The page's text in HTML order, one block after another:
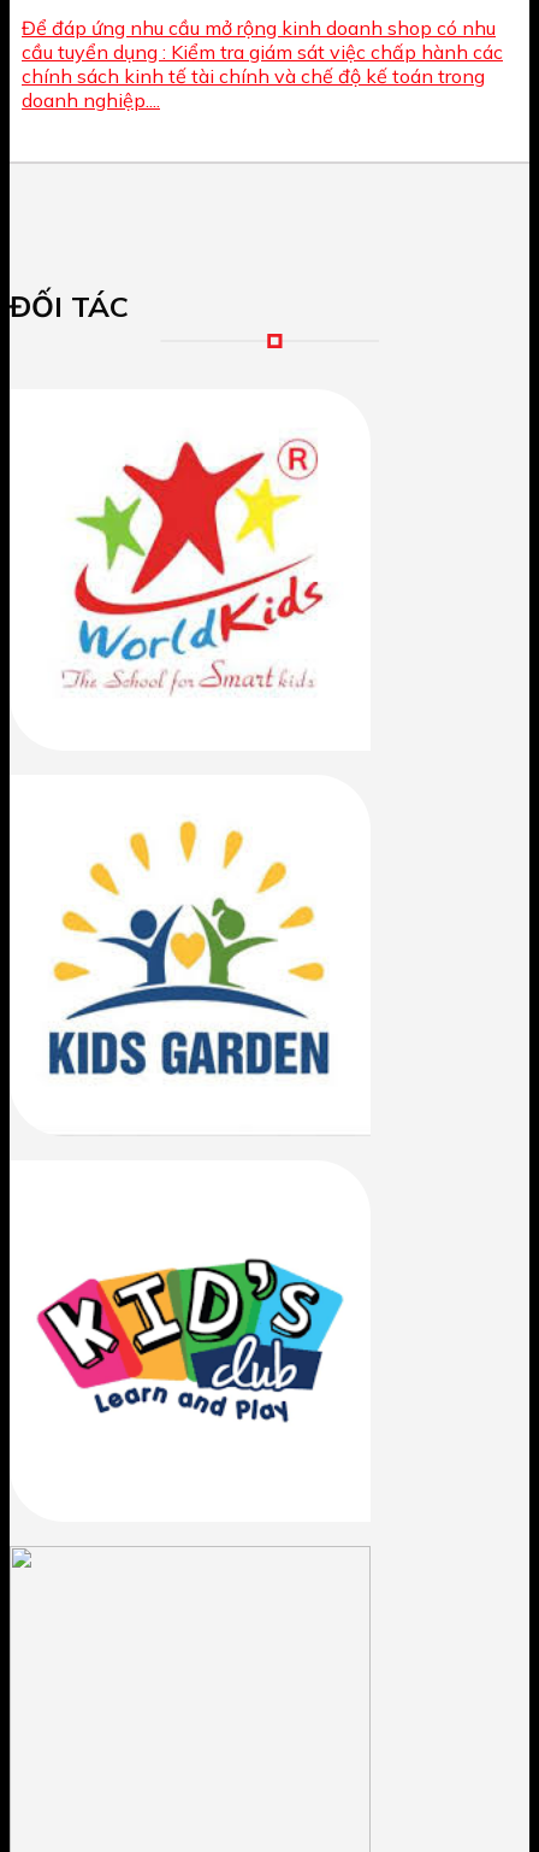
Để đáp ứng nhu cầu mở rộng kinh doanh shop có nhu
cầu tuyển dụng : Kiểm tra giám sát việc chấp hành các
chính sách kinh tế tài chính và chế độ kế toán trong
doanh nghiệp....
ĐỐI TÁC